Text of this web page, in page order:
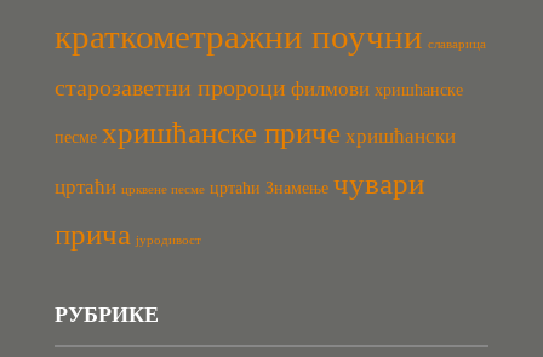
краткометражни поучни славарица
старозаветни пророци филмови хришћанске
песме хришћанске приче хришћански
цртаћи црквене песме цртаћи Знамење чувари
прича јуродивост
РУБРИКЕ